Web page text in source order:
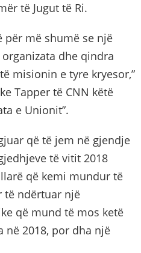
të Jugut të Ri.
për më shumë se një
dhe qindra
misionin e tyre kryesor,”
Tapper të CNN këtë
e Unionit”.
që të jem në gjendje
të vitit 2018
që kemi mundur të
të ndërtuar një
që mund të mos ketë
në 2018, por dha një